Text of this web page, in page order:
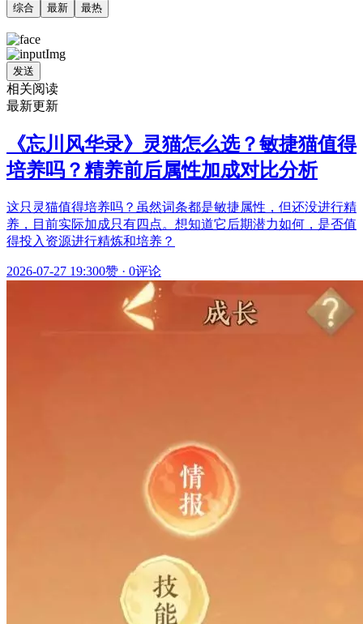
综合 最新 最热
发送
相关阅读
最新更新
《忘川风华录》灵猫怎么选？敏捷猫值得
培养吗？精养前后属性加成对比分析
这只灵猫值得培养吗？虽然词条都是敏捷属性，但还没进行精
养，目前实际加成只有四点。想知道它后期潜力如何，是否值
得投入资源进行精炼和培养？
2026-07-27 19:300赞 · 0评论